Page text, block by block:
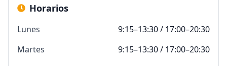
Horarios
Lunes
9:15–13:30 / 17:00–20:30
Martes
9:15–13:30 / 17:00–20:30